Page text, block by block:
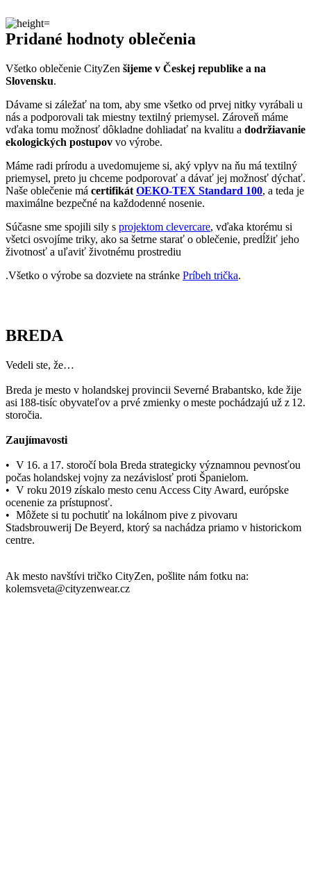
Pridané hodnoty oblečenia
Všetko oblečenie CityZen šijeme v Českej republike a na
Slovensku.
Dávame si záležať na tom, aby sme všetko od prvej nitky vyrábali u
nás a podporovali tak miestny textilný priemysel. Zároveň máme
vďaka tomu možnosť dôkladne dohliadať na kvalitu a dodržiavanie
ekologických postupov vo výrobe.
Máme radi prírodu a uvedomujeme si, aký vplyv na ňu má textilný
priemysel, preto ju chceme podporovať a dávať jej možnosť dýchať.
Naše oblečenie má certifikát OEKO-TEX Standard 100, a teda je
maximálne bezpečné na každodenné nosenie.
Súčasne sme spojili sily s projektom clevercare, vďaka ktorému si
všetci osvojíme triky, ako sa šetrne starať o oblečenie, predĺžiť jeho
životnosť a uľaviť životnému prostrediu
.Všetko o výrobe sa dozviete na stránke Príbeh trička.
BREDA
Vedeli ste, že…
Breda je mesto v holandskej provincii Severné Brabantsko, kde žije
asi 188-tisíc obyvateľov a prvé zmienky o meste pochádzajú už z 12.
storočia.
Zaujímavosti
• V 16. a 17. storočí bola Breda strategicky významnou pevnosťou
počas holandskej vojny za nezávislosť proti Španielom.
• V roku 2019 získalo mesto cenu Access City Award, európske
ocenenie za prístupnosť.
• Môžete si tu pochutiť na lokálnom pive z pivovaru
Stadsbrouwerij De Beyerd, ktorý sa nachádza priamo v historickom
centre.
Ak mesto navštívi tričko CityZen, pošlite nám fotku na:
kolemsveta@cityzenwear.cz